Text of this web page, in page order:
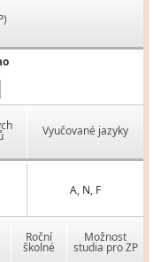
Vyučované jazyky
A, N, F
Roční
školné
Možnost
studia pro ZP